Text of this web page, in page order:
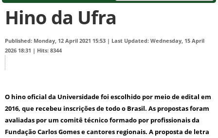
Hino da Ufra
Published: Monday, 12 April 2021 15:53 | Last Updated: Wednesday, 15 April
2026 18:31 | Hits: 8344
O hino oficial da Universidade foi escolhido por meio de edital em
2016, que recebeu inscrições de todo o Brasil. As propostas foram
avaliadas por um comitê técnico formado por profissionais da
Fundação Carlos Gomes e cantores regionais. A proposta de letra